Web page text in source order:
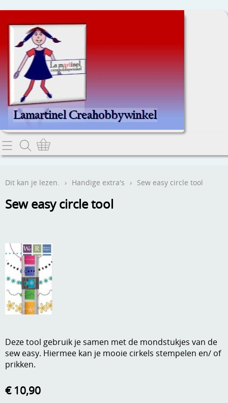
Home
A, ja, op is op
Aanbiedingen
Andere
Boeken en magazines
DVD-CD
Embossen
Handige extra's
Algemene voorwaarden
Verzend - en verpakkingsk
Mijn account
Anders creatief
Dit kan je lezen. › Handige extra's › Sew easy circle tool
Sew easy circle tool
Deze tool gebruik je samen met de mondstukjes van de
sew easy. Hiermee kan je mooie cirkels stempelen en/ of
prikken.
€ 10,90